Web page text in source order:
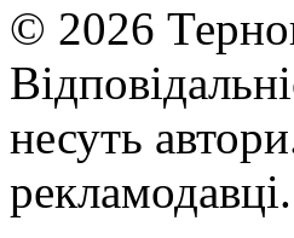
© 2026
несуть